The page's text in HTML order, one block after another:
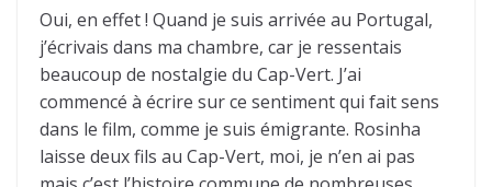
Oui, en effet ! Quand je suis arrivée au Portugal,
j’écrivais dans ma chambre, car je ressentais
beaucoup de nostalgie du Cap-Vert. J’ai
commencé à écrire sur ce sentiment qui fait sens
dans le film, comme je suis émigrante. Rosinha
laisse deux fils au Cap-Vert, moi, je n’en ai pas